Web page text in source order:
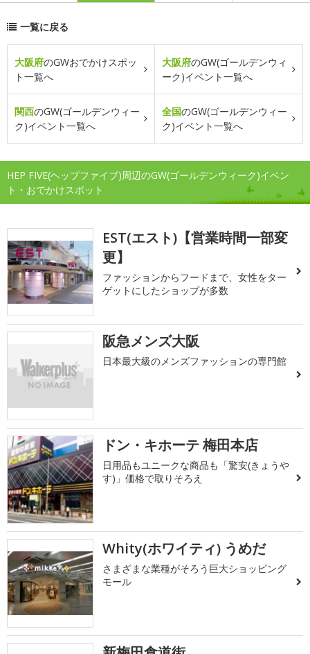
一覧に戻る
大阪府のGWおでかけスポッ
ト一覧へ
大阪府のGW(ゴールデンウィ
ーク)イベント一覧へ
関西のGW(ゴールデンウィー
ク)イベント一覧へ
全国のGW(ゴールデンウィー
ク)イベント一覧へ
HEP FIVE(ヘップファイブ)周辺のGW(ゴールデンウィーク)イベン
ト・おでかけスポット
EST(エスト)【営業時間一部変
更】
ファッションからフードまで、女性をター
ゲットにしたショップが多数
阪急メンズ大阪
日本最大級のメンズファッションの専門館
ドン・キホーテ 梅田本店
日用品もユニークな商品も「驚安(きょうや
す)」価格で取りそろえ
Whity(ホワイティ) うめだ
さまざまな業種がそろう巨大ショッピング
モール